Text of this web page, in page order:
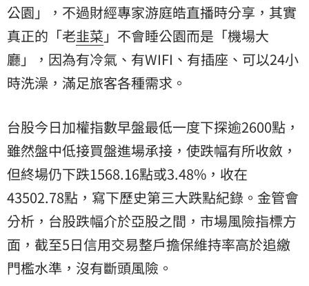
公園 」，不過財經專家游庭皓直播時分享，其實
真正的「老韭菜 」不會睡公園而是「機場大
廳」，因為有冷氣、有WIFI、有插座、可以24小
時洗澡，滿足旅客各種需求。
台股今日加權指數早盤最低一度下探逾2600點，
雖然盤中低接買盤進場承接，使跌幅有所收斂，
但終場仍下跌1568.16點或3.48%，收在
43502.78點，寫下歷史第三大跌點紀錄。金管會
分析，台股跌幅介於亞股之間，市場風險指標方
面，截至5日信用交易整戶擔保維持率高於追繳
門檻水準，沒有斷頭風險。